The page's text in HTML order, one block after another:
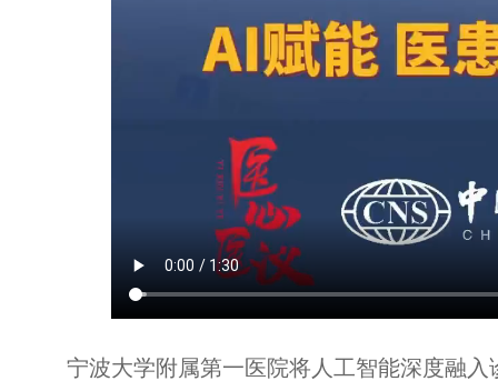
宁波大学附属第一医院将人工智能深度融入